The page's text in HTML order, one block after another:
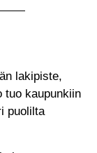
lakipiste,
tuo kaupunkiin
puolilta